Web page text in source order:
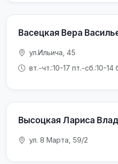
Васецкая Вера
ул.Ильича, 45
вт.-чт.:10-17 пт.-сб.:10-14
Высоцкая Лариса
ул. 8 Марта, 59/2